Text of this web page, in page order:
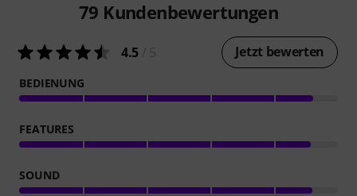
79 Kundenbewertungen
4.5 Jetzt bewerten
BEDIENUNG
FEATURES
SOUND